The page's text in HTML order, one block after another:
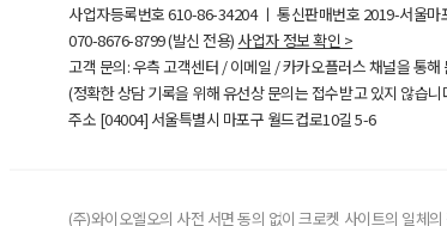
사업자등록번호610-86-34204ㅣ 통신판매번호 2019-서울마
070-8676-8799 (발신 전용) 사업자 정보 확인 >
고객 문의: 우측 고객센터 / 이메일 / 카카오플러스 채널을 통해
(정확한 상담 기록을 위해 유선상 문의는 접수받고 있지 않습니
주소 [04004] 서울특별시 마포구 월드컵로10길5-6
(주)와이오엘오의 사전 서면 동의 없이 크로켓 사이트의 일체